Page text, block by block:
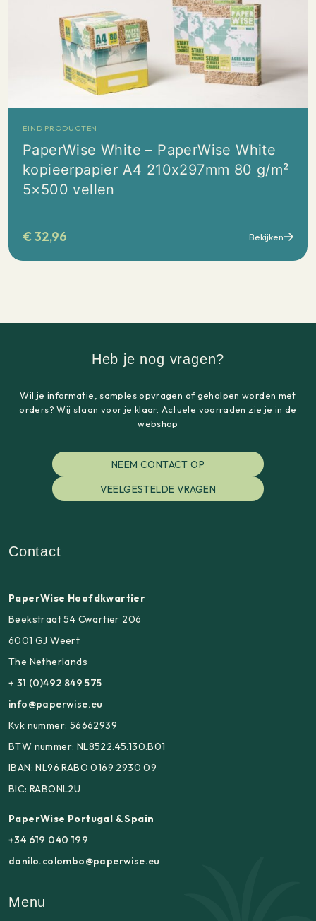
EIND PRODUCTEN
PaperWise White – PaperWise White
kopieerpapier A4 210x297mm 80 g/m²
5×500 vellen
€32,96 Bekijken
Heb je nog vragen?
Wil je informatie, samples opvragen of geholpen worden met
orders? Wij staan voor je klaar. Actuele voorraden zie je in de
webshop
NEEM CONTACT OP
VEELGESTELDE VRAGEN
Contact
PaperWise Hoofdkwartier
Beekstraat 54 Cwartier 206
6001 GJ Weert
The Netherlands
+ 31 (0)492 849 575
info@paperwise.eu
Kvk nummer: 56662939
BTW nummer: NL8522.45.130.B01
IBAN: NL96 RABO 0169 2930 09
BIC: RABONL2U
PaperWise Portugal & Spain
+34 619 040 199
danilo.colombo@paperwise.eu
Menu